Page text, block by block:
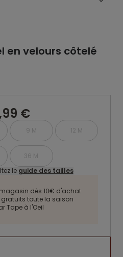
en velours côtelé
€
9 M 12 M
36 M
le guide des tailles
dès 10€ d'achat
toute la saison
Tape à l'Oeil